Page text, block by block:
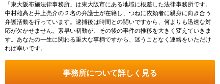
「東大阪布施法律事務所」は東大阪市にある地域に根差した法律事務所です。
中村雄高と井上亮介の２名の弁護士が在籍し、つねに依頼者に親身に向き合う
弁護活動を行っています。逮捕後は時間との闘いですから、何よりも迅速な対
応が欠かせません。素早い初動が、その後の事件の推移を大きく変えていきま
す。あなたの一生に関わる重大な事柄ですから、迷うことなく連絡をいただけ
れば幸いです。
事務所について詳しく見る